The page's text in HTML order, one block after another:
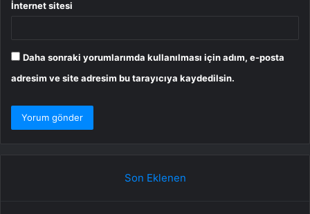
İnternet sitesi
Daha sonraki yorumlarımda kullanılması için adım, e-posta
adresim ve site adresim bu tarayıcıya kaydedilsin.
Son Eklenen